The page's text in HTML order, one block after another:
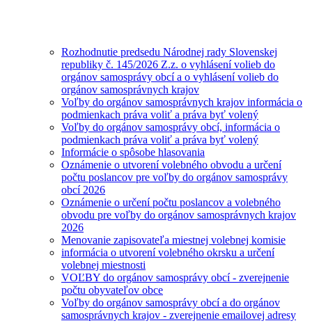
Rozhodnutie predsedu Národnej rady Slovenskej
republiky č. 145/2026 Z.z. o vyhlásení volieb do
orgánov samosprávy obcí a o vyhlásení volieb do
orgánov samosprávnych krajov
Voľby do orgánov samosprávnych krajov informácia o
podmienkach práva voliť a práva byť volený
Voľby do orgánov samosprávy obcí, informácia o
podmienkach práva voliť a práva byť volený
Informácie o spôsobe hlasovania
Oznámenie o utvorení volebného obvodu a určení
počtu poslancov pre voľby do orgánov samosprávy
obcí 2026
Oznámenie o určení počtu poslancov a volebného
obvodu pre voľby do orgánov samosprávnych krajov
2026
Menovanie zapisovateľa miestnej volebnej komisie
informácia o utvorení volebného okrsku a určení
volebnej miestnosti
VOĽBY do orgánov samosprávy obcí - zverejnenie
počtu obyvateľov obce
Voľby do orgánov samosprávy obcí a do orgánov
samosprávnych krajov - zverejnenie emailovej adresy